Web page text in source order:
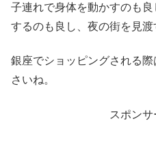
子連れで身体を動かすのも
するのも良し、夜の街を見渡
銀座でショッピングされる
さいね。
スポンサ